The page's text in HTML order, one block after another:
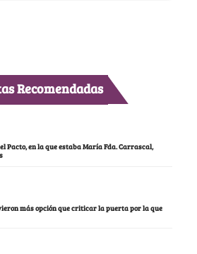
Recomendadas
Pacto, en la que estaba María Fda. Carrascal,
más opción que criticar la puerta por la que